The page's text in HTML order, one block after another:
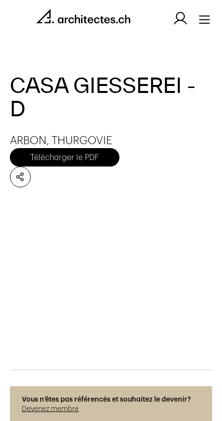
CASA GIESSEREI -
D
ARBON, THURGOVIE
Télécharger le PDF
Vous n’êtes pas référencés et souhaitez le devenir?
Devenez membre